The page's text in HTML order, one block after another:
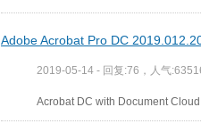
Adobe Acrobat Pro DC
2019-05-14 - 回复:76，人气
Acrobat DC with Document